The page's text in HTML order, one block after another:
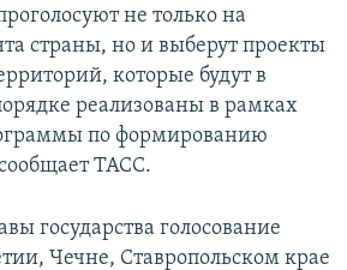
не только на
страны, но и выберут проекты
которые будут в
реализованы в рамках
по формированию
ТАСС.
государства голосование
Чечне, Ставропольском крае